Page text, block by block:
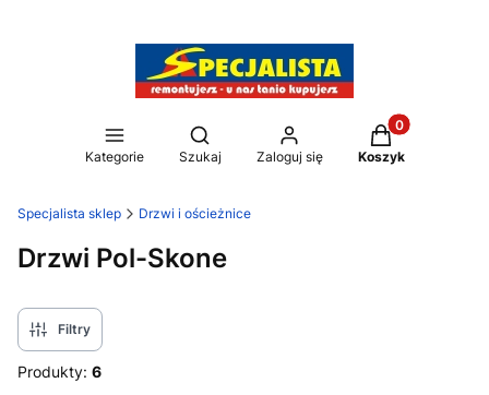
Kategorie
Otwórz wyszukiwarkę
Szukaj Zaloguj się
Produkty w
Koszyk
Specjalista sklep Drzwi i ościeżnice
Drzwi Pol-Skone
Filtry
Produkty: 6